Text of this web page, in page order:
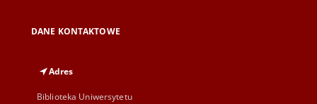
DANE KONTAKTOWE
Adres
Biblioteka Uniwersytetu